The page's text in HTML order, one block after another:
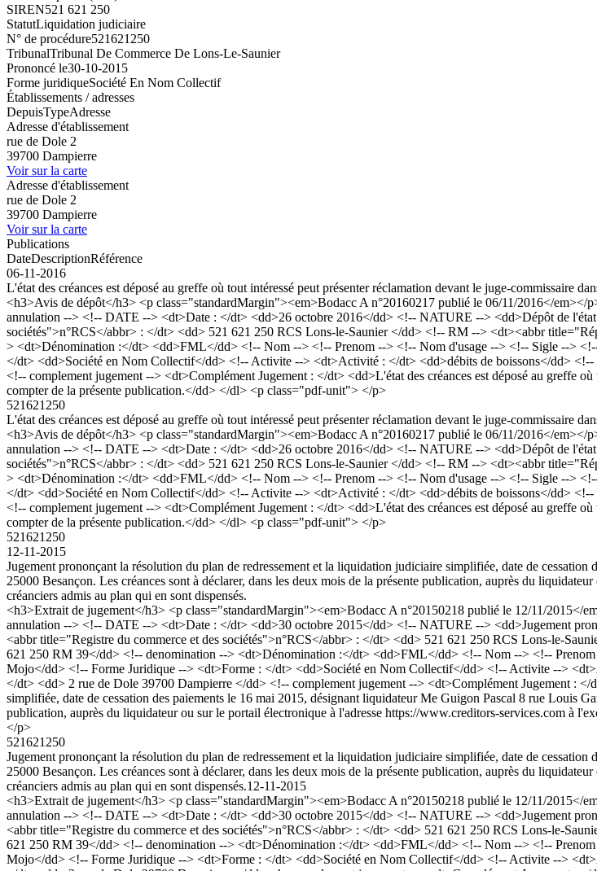
SIREN521 621 250
StatutLiquidation judiciaire
N° de procédure521621250
TribunalTribunal De Commerce De Lons-Le-Saunier
Prononcé le30-10-2015
Forme juridiqueSociété En Nom Collectif
Établissements / adresses
DepuisTypeAdresse
Adresse d'établissement
rue de Dole 2
39700 Dampierre
Voir sur la carte
Adresse d'établissement
rue de Dole 2
39700 Dampierre
Voir sur la carte
Publications
DateDescriptionRéférence
06-11-2016
L'état des créances est déposé au greffe où tout intéressé peut présenter réclamation devant le juge-commissaire
<h3>Avis de dépôt</h3> <p class="standardMargin"><em>Bodacc A n°20160217 publié le 06/11/2016</
annulation --> <!-- DATE --> <dt>Date : </dt> <dd>26 octobre 2016</dd> <!-- NATURE --> <dd>Dépôt de
sociétés">n°RCS</abbr> : </dt> <dd> 521 621 250 RCS Lons-le-Saunier </dd> <!-- RM --> <dt><abbr
> <dt>Dénomination :</dt> <dd>FML</dd> <!-- Nom --> <!-- Prenom --> <!-- Nom d'usage --> <!-- Sigle -->
</dt> <dd>Société en Nom Collectif</dd> <!-- Activite --> <dt>Activité : </dt> <dd>débits de boissons</dd>
<!-- complement jugement --> <dt>Complément Jugement : </dt> <dd>L'état des créances est déposé au greffe
compter de la présente publication.</dd> </dl> <p class="pdf-unit"> </p>
521621250
L'état des créances est déposé au greffe où tout intéressé peut présenter réclamation devant le juge-commissaire
<h3>Avis de dépôt</h3> <p class="standardMargin"><em>Bodacc A n°20160217 publié le 06/11/2016</
annulation --> <!-- DATE --> <dt>Date : </dt> <dd>26 octobre 2016</dd> <!-- NATURE --> <dd>Dépôt de
sociétés">n°RCS</abbr> : </dt> <dd> 521 621 250 RCS Lons-le-Saunier </dd> <!-- RM --> <dt><abbr
> <dt>Dénomination :</dt> <dd>FML</dd> <!-- Nom --> <!-- Prenom --> <!-- Nom d'usage --> <!-- Sigle -->
</dt> <dd>Société en Nom Collectif</dd> <!-- Activite --> <dt>Activité : </dt> <dd>débits de boissons</dd>
<!-- complement jugement --> <dt>Complément Jugement : </dt> <dd>L'état des créances est déposé au greffe
compter de la présente publication.</dd> </dl> <p class="pdf-unit"> </p>
521621250
12-11-2015
Jugement prononçant la résolution du plan de redressement et la liquidation judiciaire simplifiée, date de
25000 Besançon. Les créances sont à déclarer, dans les deux mois de la présente publication, auprès du
créanciers admis au plan qui en sont dispensés.
<h3>Extrait de jugement</h3> <p class="standardMargin"><em>Bodacc A n°20150218 publié le 12/11/
annulation --> <!-- DATE --> <dt>Date : </dt> <dd>30 octobre 2015</dd> <!-- NATURE --> <dd>Jugement
<abbr title="Registre du commerce et des sociétés">n°RCS</abbr> : </dt> <dd> 521 621 250 RCS Lons-le-
621 250 RM 39</dd> <!-- denomination --> <dt>Dénomination :</dt> <dd>FML</dd> <!-- Nom --> <!--
Mojo</dd> <!-- Forme Juridique --> <dt>Forme : </dt> <dd>Société en Nom Collectif</dd> <!-- Activite -->
</dt> <dd> 2 rue de Dole 39700 Dampierre </dd> <!-- complement jugement --> <dt>Complément Jugement :
simplifiée, date de cessation des paiements le 16 mai 2015, désignant liquidateur Me Guigon Pascal 8 rue Louis
publication, auprès du liquidateur ou sur le portail électronique à l'adresse https://www.creditors-services.com à
</p>
521621250
Jugement prononçant la résolution du plan de redressement et la liquidation judiciaire simplifiée, date de
25000 Besançon. Les créances sont à déclarer, dans les deux mois de la présente publication, auprès du
créanciers admis au plan qui en sont dispensés.12-11-2015
<h3>Extrait de jugement</h3> <p class="standardMargin"><em>Bodacc A n°20150218 publié le 12/11/
annulation --> <!-- DATE --> <dt>Date : </dt> <dd>30 octobre 2015</dd> <!-- NATURE --> <dd>Jugement
<abbr title="Registre du commerce et des sociétés">n°RCS</abbr> : </dt> <dd> 521 621 250 RCS Lons-le-
621 250 RM 39</dd> <!-- denomination --> <dt>Dénomination :</dt> <dd>FML</dd> <!-- Nom --> <!--
Mojo</dd> <!-- Forme Juridique --> <dt>Forme : </dt> <dd>Société en Nom Collectif</dd> <!-- Activite -->